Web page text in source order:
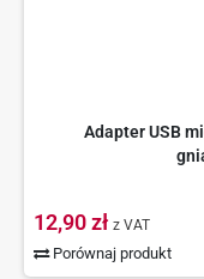
Adapter USB
12,90 zł z VAT
Porównaj produkt